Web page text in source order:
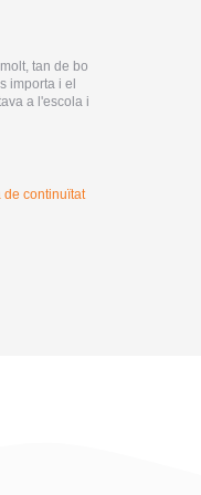
tan de bo
importa i el
a l'escola i
de continuïtat